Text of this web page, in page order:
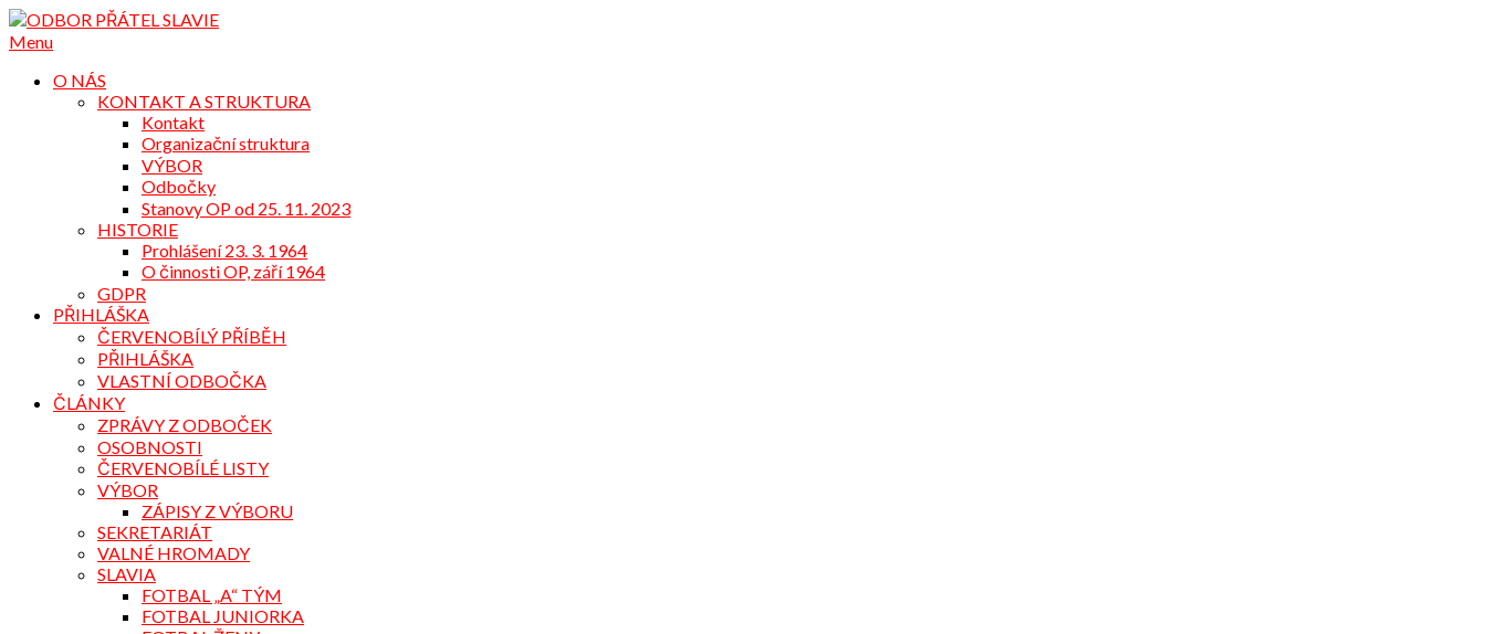
Přejdi
na
Menu
O NÁS
KONTAKT A STRUKTURA
Kontakt
Organizační struktura
VÝBOR
Odbočky
Stanovy OP od 25. 11. 2023
HISTORIE
Prohlášení 23. 3. 1964
O činnosti OP, září 1964
GDPR
PŘIHLÁŠKA
ČERVENOBÍLÝ PŘÍBĚH
PŘIHLÁŠKA
VLASTNÍ ODBOČKA
ČLÁNKY
ZPRÁVY Z ODBOČEK
OSOBNOSTI
ČERVENOBÍLÉ LISTY
VÝBOR
ZÁPISY Z VÝBORU
SEKRETARIÁT
VALNÉ HROMADY
SLAVIA
FOTBAL „A“ TÝM
FOTBAL JUNIORKA